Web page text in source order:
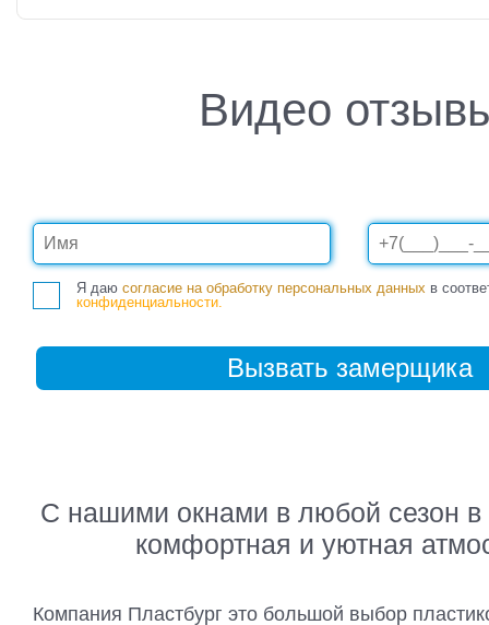
Видео
Я даю согласие на обработку персональных данных в
конфиденциальности.
С нашими окнами в любой сезон в
комфортная и уютная
Компания Пластбург это большой выбор